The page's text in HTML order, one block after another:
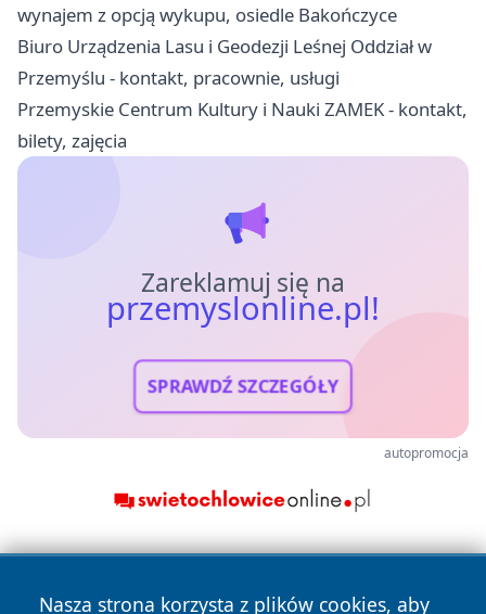
wynajem z opcją wykupu, osiedle Bakończyce
Biuro Urządzenia Lasu i Geodezji Leśnej Oddział w
Przemyślu - kontakt, pracownie, usługi
Przemyskie Centrum Kultury i Nauki ZAMEK - kontakt,
bilety, zajęcia
Zareklamuj się na
przemyslonline.pl!
SPRAWDŹ SZCZEGÓŁY
autopromocja
Nasza strona korzysta z plików cookies, aby